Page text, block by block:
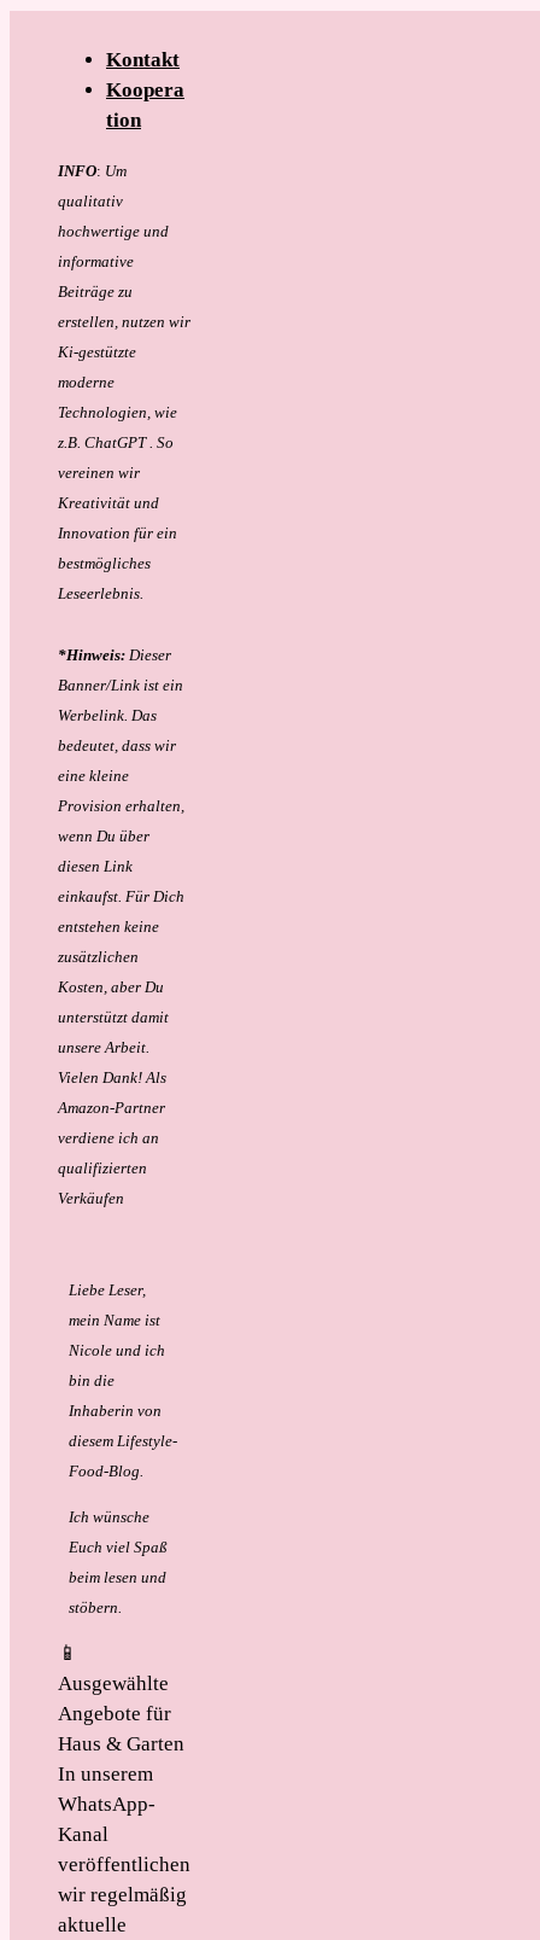
Kontakt
Koopera
tion
INFO: Um
qualitativ
hochwertige und
informative
Beiträge zu
erstellen, nutzen wir
Ki-gestützte
moderne
Technologien, wie
z.B. ChatGPT . So
vereinen wir
Kreativität und
Innovation für ein
bestmögliches
Leseerlebnis.
*Hinweis: Dieser
Banner/Link ist ein
Werbelink. Das
bedeutet, dass wir
eine kleine
Provision erhalten,
wenn Du über
diesen Link
einkaufst. Für Dich
entstehen keine
zusätzlichen
Kosten, aber Du
unterstützt damit
unsere Arbeit.
Vielen Dank! Als
Amazon-Partner
verdiene ich an
qualifizierten
Verkäufen
Liebe Leser,
mein Name ist
Nicole und ich
bin die
Inhaberin von
diesem Lifestyle-
Food-Blog.
Ich wünsche
Euch viel Spaß
beim lesen und
stöbern.
📱
Ausgewählte
Angebote für
Haus & Garten
In unserem
WhatsApp-
Kanal
veröffentlichen
wir regelmäßig
aktuelle